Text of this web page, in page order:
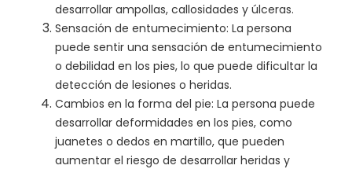
desarrollar ampollas, callosidades y úlceras.
Sensación de entumecimiento: La persona
puede sentir una sensación de entumecimiento
o debilidad en los pies, lo que puede dificultar la
detección de lesiones o heridas.
Cambios en la forma del pie: La persona puede
desarrollar deformidades en los pies, como
juanetes o dedos en martillo, que pueden
aumentar el riesgo de desarrollar heridas y